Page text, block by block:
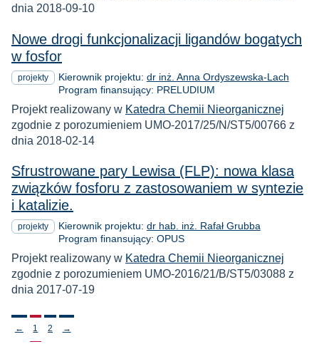
dnia 2018-09-10
Nowe drogi funkcjonalizacji ligandów bogatych
w fosfor
projekty Kierownik projektu: dr inż. Anna Ordyszewska-Lach
Program finansujący: PRELUDIUM
Projekt realizowany w Katedra Chemii Nieorganicznej
zgodnie z porozumieniem UMO-2017/25/N/ST5/00766 z
dnia 2018-02-14
Sfrustrowane pary Lewisa (FLP): nowa klasa
związków fosforu z zastosowaniem w syntezie
i katalizie.
projekty Kierownik projektu: dr hab. inż. Rafał Grubba
Program finansujący: OPUS
Projekt realizowany w Katedra Chemii Nieorganicznej
zgodnie z porozumieniem UMO-2016/21/B/ST5/03088 z
dnia 2017-07-19
Stronicowanie
← 1 2 →